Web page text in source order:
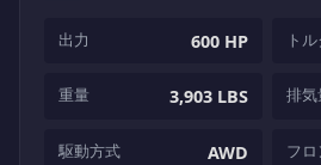
出力 600 HP トル
重量 3,903 LBS 排気
駆動方式 AWD フロ